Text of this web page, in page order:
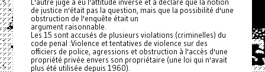
de justice n'était pas la question, mais que la possibilité d'une
obstruction de l'enquête était un
argument raisonnable.
Les 15 sont accusés de plusieurs violations (criminelles) du
code penal :Violence et tentatives de violence sur des
officiers de police, agressions et obstruction à l'accès d'une
propriété privée envers son propriétaire (une loi qui n'avait
plus été utilisée depuis 1960).